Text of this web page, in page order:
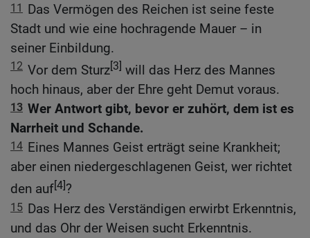
11 Das Vermögen des Reichen ist seine feste
Stadt und wie eine hochragende Mauer – in
seiner Einbildung.
12 Vor dem Sturz[3] will das Herz des Mannes
hoch hinaus, aber der Ehre geht Demut voraus.
13 Wer Antwort gibt, bevor er zuhört, dem ist es
Narrheit und Schande.
14 Eines Mannes Geist erträgt seine Krankheit;
aber einen niedergeschlagenen Geist, wer richtet
den auf[4]?
15 Das Herz des Verständigen erwirbt Erkenntnis,
und das Ohr der Weisen sucht Erkenntnis.